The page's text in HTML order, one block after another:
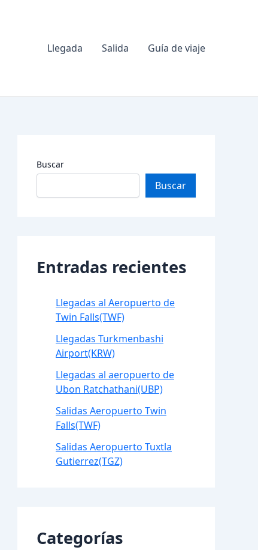
Llegada Salida Guía de viaje
Buscar
Buscar
Entradas recientes
Llegadas al Aeropuerto de
Twin Falls(TWF)
Llegadas Turkmenbashi
Airport(KRW)
Llegadas al aeropuerto de
Ubon Ratchathani(UBP)
Salidas Aeropuerto Twin
Falls(TWF)
Salidas Aeropuerto Tuxtla
Gutierrez(TGZ)
Categorías